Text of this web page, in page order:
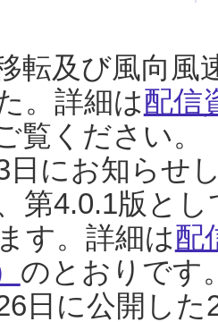
転及び風向風
。詳細は配信
覧ください。
日にお知らせ
第4.0.1版と
す。詳細は配
のとおりです
日に公開し